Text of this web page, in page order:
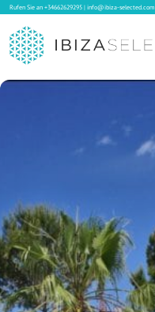
Rufen Sie an+34662629295|info@ibiza-selected.com
Verkauf
Blog
Services
Kontakt